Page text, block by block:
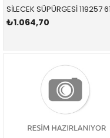
₺1.064,70